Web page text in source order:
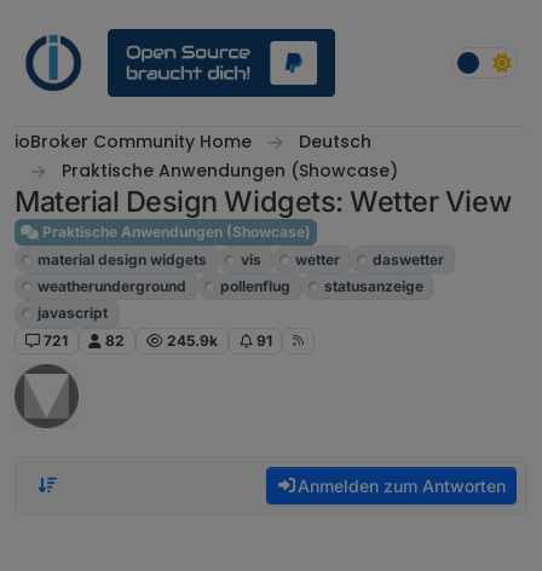
ioBroker Community Home
Deutsch
Praktische Anwendungen (Showcase)
Material Design Widgets: Wetter View
Praktische Anwendungen (Showcase)
material design widgets
vis wetter
daswetter
weatherunderground
pollenflug
statusanzeige
javascript
721
82 245.9k 91
Anmelden zum Antworten